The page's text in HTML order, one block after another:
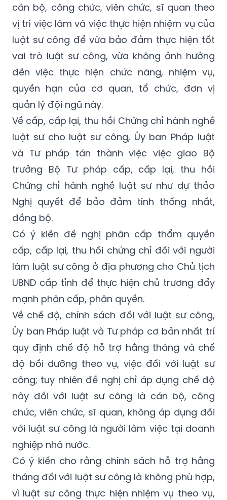
cán bộ, công chức, viên chức, sĩ quan theo
vị trí việc làm và việc thực hiện nhiệm vụ của
luật sư công để vừa bảo đảm thực hiện tốt
vai trò luật sư công, vừa không ảnh hưởng
đến việc thực hiện chức năng, nhiệm vụ,
quyền hạn của cơ quan, tổ chức, đơn vị
quản lý đội ngũ này.
Về cấp, cấp lại, thu hồi Chứng chỉ hành nghề
luật sư cho luật sư công, Ủy ban Pháp luật
và Tư pháp tán thành việc việc giao Bộ
trưởng Bộ Tư pháp cấp, cấp lại, thu hồi
Chứng chỉ hành nghề luật sư như dự thảo
Nghị quyết để bảo đảm tính thống nhất,
đồng bộ.
Có ý kiến đề nghị phân cấp thẩm quyền
cấp, cấp lại, thu hồi chứng chỉ đối với người
làm luật sư công ở địa phương cho Chủ tịch
UBND cấp tỉnh để thực hiện chủ trương đẩy
mạnh phân cấp, phân quyền.
Về chế độ, chính sách đối với luật sư công,
Ủy ban Pháp luật và Tư pháp cơ bản nhất trí
quy định chế độ hỗ trợ hằng tháng và chế
độ bồi dưỡng theo vụ, việc đối với luật sư
công; tuy nhiên đề nghị chỉ áp dụng chế độ
này đối với luật sư công là cán bộ, công
chức, viên chức, sĩ quan, không áp dụng đối
với luật sư công là người làm việc tại doanh
nghiệp nhà nước.
Có ý kiến cho rằng chính sách hỗ trợ hằng
tháng đối với luật sư công là không phù hợp,
vì luật sư công thực hiện nhiệm vụ theo vụ,